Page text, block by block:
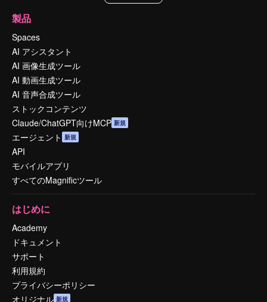
製品
Spaces
AI アシスタント
AI 画像生成ツール
AI 動画生成ツール
AI 音声合成ツール
ストックコンテンツ
Claude/ChatGPT向けMCP 新規
エージェント 新規
API
モバイルアプリ
すべてのMagnificツール
はじめに
Academy
ドキュメント
サポート
利用規約
プライバシーポリシー
オリジナル 新規